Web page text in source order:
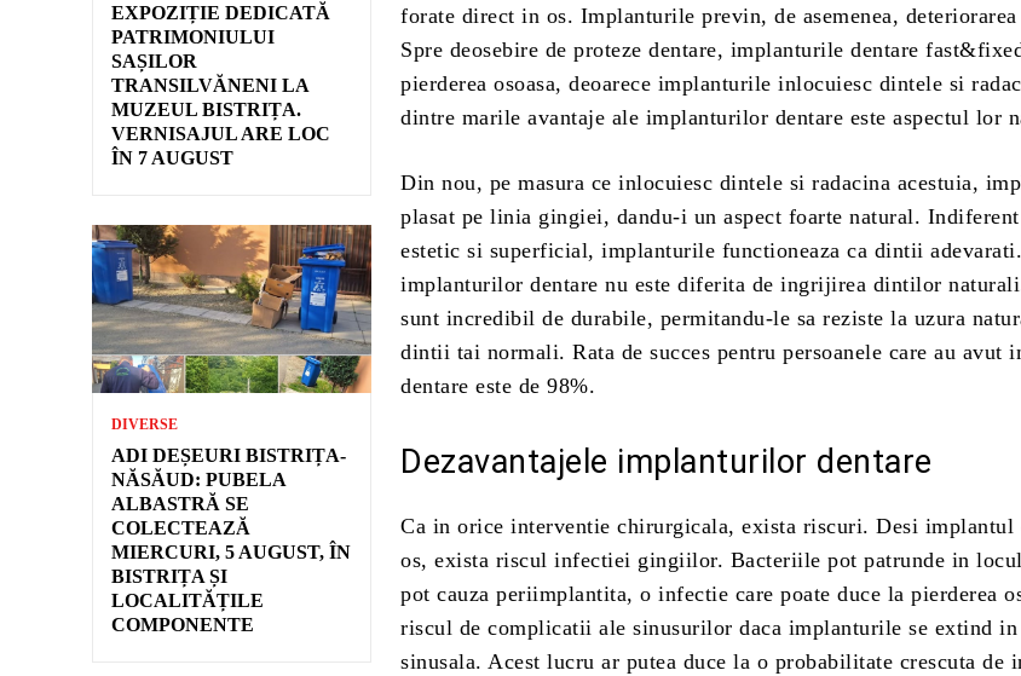
EXPOZIȚIE DEDICATĂ
PATRIMONIULUI
SAȘILOR
TRANSILVĂNENI LA
MUZEUL BISTRIȚA.
VERNISAJUL ARE LOC
ÎN 7 AUGUST
DIVERSE
ADI DEȘEURI BISTRIȚA-
NĂSĂUD: PUBELA
ALBASTRĂ SE
COLECTEAZĂ
MIERCURI, 5 AUGUST, ÎN
BISTRIȚA ȘI
LOCALITĂȚILE
COMPONENTE
forate direct in os. Implanturile previn, de asemenea,
Spre deosebire de proteze dentare, implanturile dentare
pierderea osoasa, deoarece implanturile inlocuiesc dintele si
dintre marile avantaje ale implanturilor dentare este aspectul lor
Din nou, pe masura ce inlocuiesc dintele si radacina acestuia,
plasat pe linia gingiei, dandu-i un aspect foarte natural.
estetic si superficial, implanturile functioneaza ca dintii
implanturilor dentare nu este diferita de ingrijirea dintilor
sunt incredibil de durabile, permitandu-le sa reziste la uzura
dintii tai normali. Rata de succes pentru persoanele care au avut
dentare este de 98%.
Dezavantajele implanturilor dentare
Ca in orice interventie chirurgicala, exista riscuri. Desi implantul
os, exista riscul infectiei gingiilor. Bacteriile pot patrunde in
pot cauza periimplantita, o infectie care poate duce la pierderea
riscul de complicatii ale sinusurilor daca implanturile se extind in
sinusala. Acest lucru ar putea duce la o probabilitate crescuta de